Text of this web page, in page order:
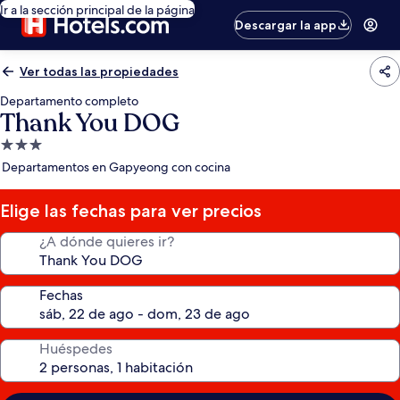
Ir a la sección principal de la página
Descargar la app
Ver todas las propiedades
Departamento completo
Thank You DOG
Propiedad
de
estrellas
Departamentos en Gapyeong con cocina
Elige las fechas para ver precios
¿A dónde quieres ir?
Fechas
Huéspedes